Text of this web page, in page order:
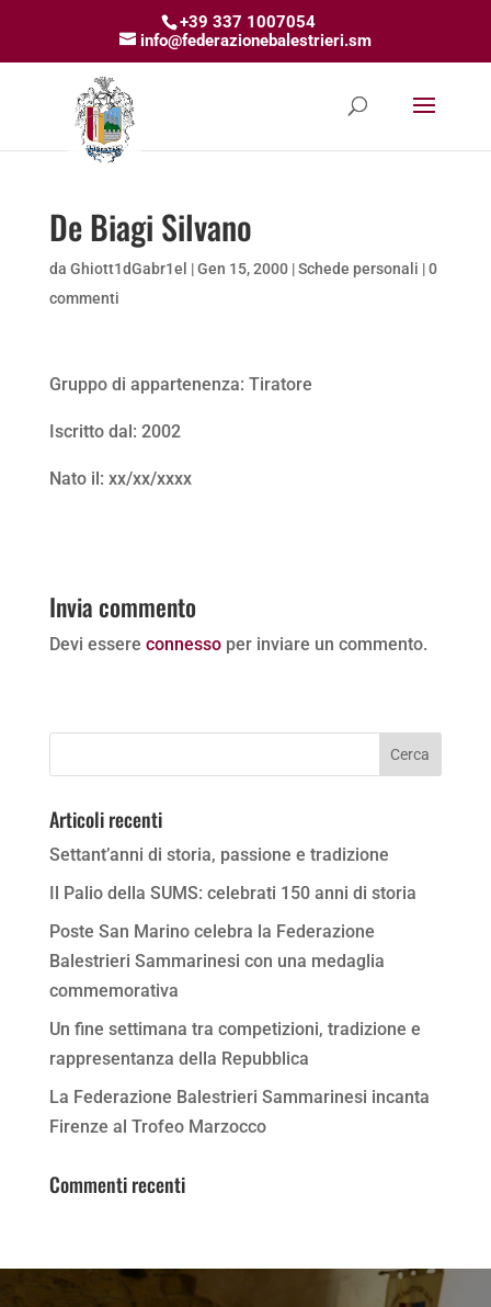
+39 337 1007054
info@federazionebalestrieri.sm
De Biagi Silvano
da Ghiott1dGabr1el |Gen 15, 2000|Schede personali |0
commenti
Gruppo di appartenenza: Tiratore
Iscritto dal: 2002
Nato il: xx/xx/xxxx
Invia commento
Devi essere connessoper inviare un commento.
Articoli recenti
Settant’anni di storia, passione e tradizione
Il Palio della SUMS: celebrati 150 anni di storia
Poste San Marino celebra la Federazione
Balestrieri Sammarinesi con una medaglia
commemorativa
Un fine settimana tra competizioni, tradizione e
rappresentanza della Repubblica
La Federazione Balestrieri Sammarinesi incanta
Firenze al Trofeo Marzocco
Commenti recenti